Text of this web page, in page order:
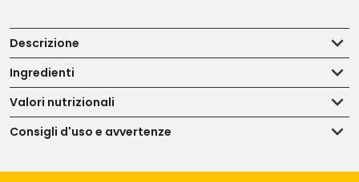
Descrizione
Ingredienti
Valori nutrizionali
Consigli d'uso e avvertenze